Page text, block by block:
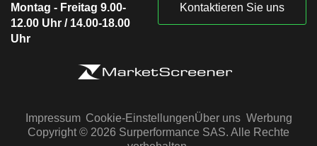
Montag - Freitag 9.00-
12.00 Uhr / 14.00-18.00
Uhr
Kontaktieren Sie uns
Impressum Cookie-EinstellungenÜber uns Werbung
Copyright © 2026 Surperformance SAS. Alle Rechte